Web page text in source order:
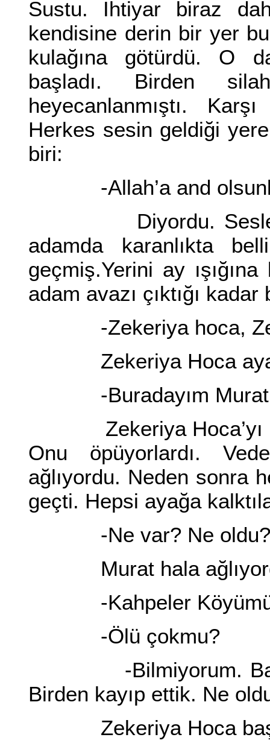
Sustu. İhtiyar biraz
kendisine derin bir yer
kulağına götürdü. O
başladı. Birden
heyecanlanmıştı.
Herkes sesin geldiği
biri:
-Allah’a and olsunki
Diyordu. Sesler
adamda karanlıkta
geçmiş.Yerini ay
adam avazı çıktığı kadar
-Zekeriya hoca,
Zekeriya Hoca
-Buradayım Murat
Zekeriya Hoca’yı
Onu öpüyorlardı.
ağlıyordu. Neden sonra
geçti. Hepsi ayağa
-Ne var? Ne oldu?
Murat hala
-Kahpeler
-Ölü çokmu?
-Bilmiyorum.
Birden kayıp ettik. Ne
Zekeriya Hoca